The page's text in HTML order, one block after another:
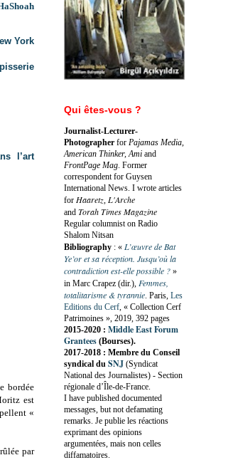
York
l’art
bordée
est
«
par
Qui êtes-vous ?
Journalist-Lecturer-
Photographer for Pajamas Media,
American Thinker, Ami and
FrontPage Mag. Former
correspondent for Guysen
International News. I wrote articles
for Haaretz, L'Arche
and Torah Times Magazine
Regular columnist on Radio
Shalom Nitsan
Bibliography : « L’œuvre de Bat
Ye’or et sa réception. Jusqu’où la
contradiction est-elle possible ? »
in Marc Crapez (dir.), Femmes,
totalitarisme & tyrannie. Paris, Les
Editions du Cerf, « Collection Cerf
Patrimoines », 2019, 392 pages
2015-2020 : Middle East Forum
Grantees (Bourses).
2017-2018 : Membre du Conseil
syndical du SNJ (Syndicat
National des Journalistes) - Section
régionale d’Île-de-France.
I have published documented
messages, but not defamating
remarks. Je publie les réactions
exprimant des opinions
argumentées, mais non celles
diffamatoires.